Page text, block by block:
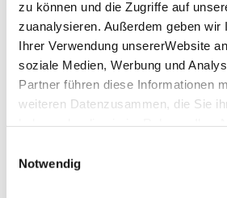
zu können und die Zugriffe auf
zuanalysieren. Außerdem geben wir
Ihrer Verwendung unsererWebsite
soziale Medien, Werbung und
Partner führen diese Informationen
weiteren Datenzusammen, die Sie
Impressum
Notwendig
Drive through Untertürkheim in
Rotenberg. On
TBU sports field/"Aspen" stop,
turn left again, then another 100m
or by bus line 61 to "Aspen" or
"Gehrenwald"
Besenwirtschaft Gerhard Zaiß